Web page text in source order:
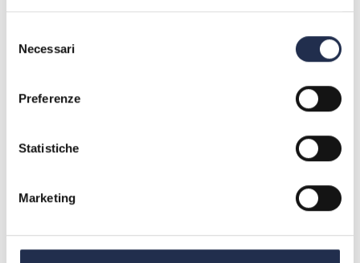
delNecessari
Preferenze
Statistiche
Marketing